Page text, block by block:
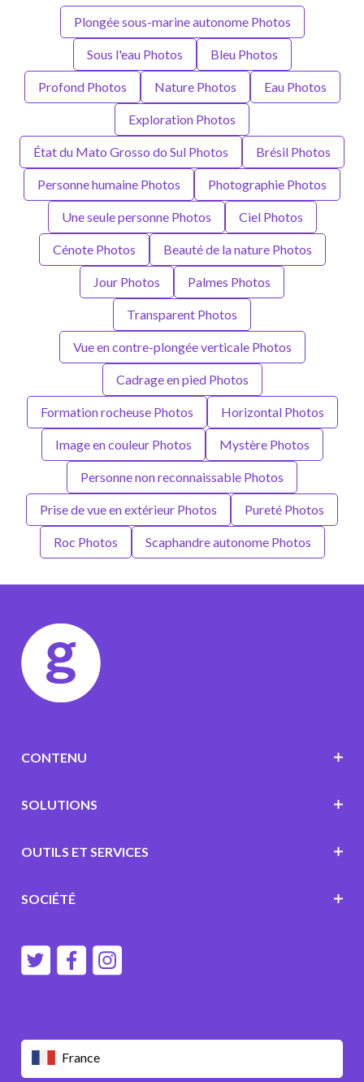
Plongée sous-marine autonome Photos
Sous l'eau Photos Bleu Photos
Profond Photos Nature Photos Eau Photos
Exploration Photos
État du Mato Grosso do Sul Photos Brésil Photos
Personne humaine Photos Photographie Photos
Une seule personne Photos Ciel Photos
Cénote Photos Beauté de la nature Photos
Jour Photos Palmes Photos
Transparent Photos
Vue en contre-plongée verticale Photos
Cadrage en pied Photos
Formation rocheuse Photos Horizontal Photos
Image en couleur Photos Mystère Photos
Personne non reconnaissable Photos
Prise de vue en extérieur Photos Pureté Photos
Roc Photos Scaphandre autonome Photos
France
CONTENU
SOLUTIONS
OUTILS ET SERVICES
SOCIÉTÉ